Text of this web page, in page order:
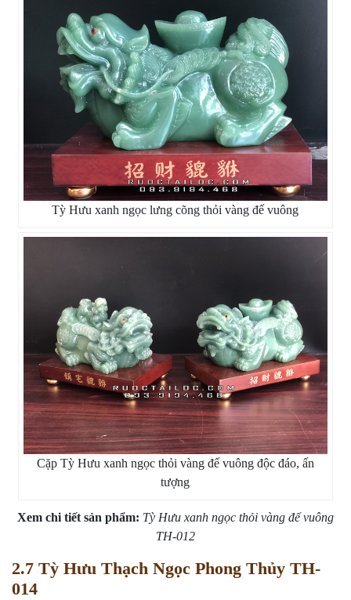
Tỳ Hưu xanh ngọc lưng cõng thỏi vàng đế vuông
Cặp Tỳ Hưu xanh ngọc thỏi vàng đế vuông độc đáo, ấn
tượng
Xem chi tiết sản phẩm: Tỳ Hưu xanh ngọc thỏi vàng đế vuông
TH-012
2.7 Tỳ Hưu Thạch Ngọc Phong Thủy TH-
014